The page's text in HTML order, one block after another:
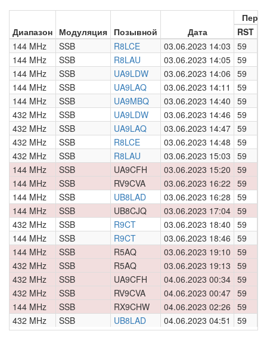
Диапазон Модуляция Позывной Дата
RST
144 MHz
SSB R8LCE 03.06.2023 14:03 59
144 MHz
SSB R8LAU 03.06.2023 14:05 59
144 MHz
SSB UA9LDW 03.06.2023 14:06 59
144 MHz
SSB UA9LAQ 03.06.2023 14:11 59
144 MHz
SSB UA9MBQ 03.06.2023 14:40 59
432 MHz
SSB UA9LDW 03.06.2023 14:46 59
432 MHz
SSB UA9LAQ 03.06.2023 14:47 59
432 MHz
SSB R8LCE 03.06.2023 14:48 59
432 MHz
SSB R8LAU 03.06.2023 15:03 59
144 MHz
SSB UA9CFH 03.06.2023 15:20 59
144 MHz
SSB RV9CVA 03.06.2023 16:22 59
144 MHz
SSB UB8LAD 03.06.2023 16:28 59
144 MHz
SSB UB8CJQ 03.06.2023 17:04 59
432 MHz
SSB R9CT 03.06.2023 18:40 59
144 MHz
SSB R9CT 03.06.2023 18:46 59
144 MHz
SSB R5AQ 03.06.2023 19:10 59
432 MHz
SSB R5AQ 03.06.2023 19:13 59
432 MHz
SSB UA9CFH 04.06.2023 00:34 59
432 MHz
SSB RV9CVA 04.06.2023 00:47 59
144 MHz
SSB RX9CHW 04.06.2023 02:26 59
432 MHz
SSB UB8LAD 04.06.2023 04:51 59